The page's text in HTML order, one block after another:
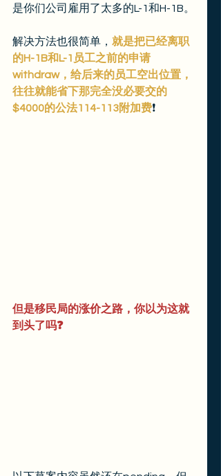
是你们公司雇用了太多的L-1和H-1B。
解决方法也很简单， 就是把已经离职
的H-1B和L-1员工之前的申请
withdraw，给后来的员工空出位置，
往往就能省下那完全没必要交的
$4000的公法114-113附加费❗️
但是移民局的涨价之路，你以为这就
到头了吗❓